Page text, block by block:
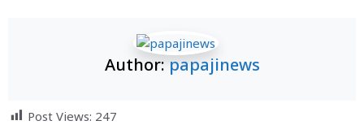
Author:papajinews
Post Views: 247